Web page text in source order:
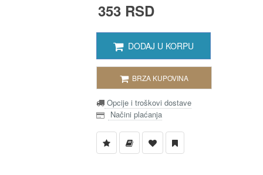
353 RSD
DODAJ U KORPU
BRZA KUPOVINA
Opcije i troškovi dostave
Načini plaćanja